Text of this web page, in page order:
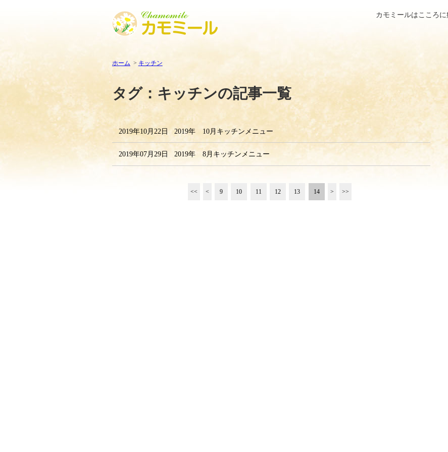
カモミールはこころ
ホーム キッチン
タグ：キッチンの記事一覧
2019年10月22日 2019年 10月キッチンメニュー
2019年07月29日 2019年 8月キッチンメニュー
<< < 9 10 11 12 13 14 > >>